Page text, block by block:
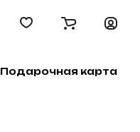
Подарочная карта